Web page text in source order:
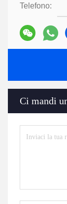
Telefono:
Ci mandi